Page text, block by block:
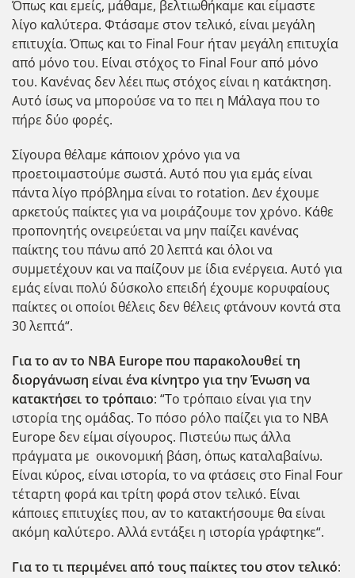
Όπως και εμείς, μάθαμε, βελτιωθήκαμε και είμαστε
λίγο καλύτερα. Φτάσαμε στον τελικό, είναι μεγάλη
επιτυχία. Όπως και το Final Four ήταν μεγάλη επιτυχία
από μόνο του. Είναι στόχος το Final Four από μόνο
του. Κανένας δεν λέει πως στόχος είναι η κατάκτηση.
Αυτό ίσως να μπορούσε να το πει η Μάλαγα που το
πήρε δύο φορές.
Σίγουρα θέλαμε κάποιον χρόνο για να
προετοιμαστούμε σωστά. Αυτό που για εμάς είναι
πάντα λίγο πρόβλημα είναι το rotation. Δεν έχουμε
αρκετούς παίκτες για να μοιράζουμε τον χρόνο. Κάθε
προπονητής ονειρεύεται να μην παίζει κανένας
παίκτης του πάνω από 20 λεπτά και όλοι να
συμμετέχουν και να παίζουν με ίδια ενέργεια. Αυτό για
εμάς είναι πολύ δύσκολο επειδή έχουμε κορυφαίους
παίκτες οι οποίοι θέλεις δεν θέλεις φτάνουν κοντά στα
30 λεπτά“.
Για το αν το NBA Europe που παρακολουθεί τη
διοργάνωση είναι ένα κίνητρο για την Ένωση να
κατακτήσει το τρόπαιο: “Το τρόπαιο είναι για την
ιστορία της ομάδας. Το πόσο ρόλο παίζει για το NBA
Europe δεν είμαι σίγουρος. Πιστεύω πως άλλα
πράγματα με οικονομική βάση, όπως καταλαβαίνω.
Είναι κύρος, είναι ιστορία, το να φτάσεις στο Final Four
τέταρτη φορά και τρίτη φορά στον τελικό. Είναι
κάποιες επιτυχίες που, αν το κατακτήσουμε θα είναι
ακόμη καλύτερο. Αλλά εντάξει η ιστορία γράφτηκε“.
Για το τι περιμένει από τους παίκτες του στον τελικό: